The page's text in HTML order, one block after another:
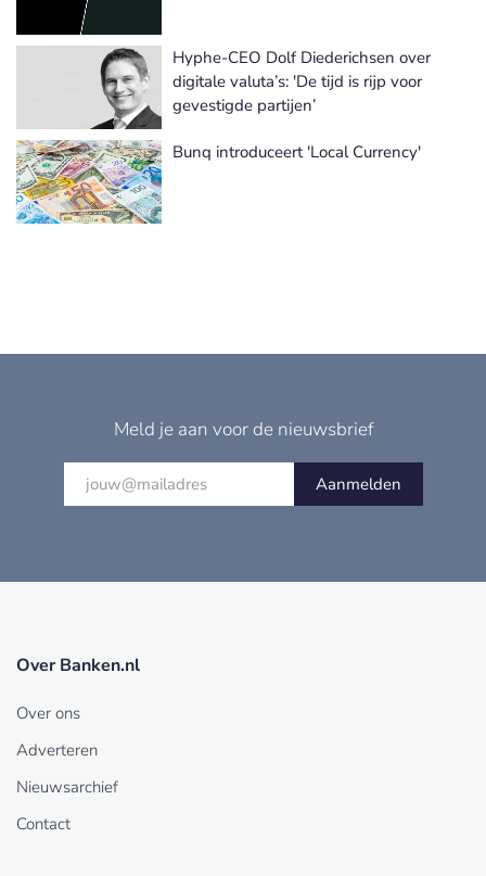
Hyphe-CEO Dolf Diederichsen over
digitale valuta’s: 'De tijd is rijp voor
gevestigde partijen’
Bunq introduceert 'Local Currency'
Meld je aan voor de nieuwsbrief
Aanmelden
Over Banken.nl
Over ons
Adverteren
Nieuwsarchief
Contact